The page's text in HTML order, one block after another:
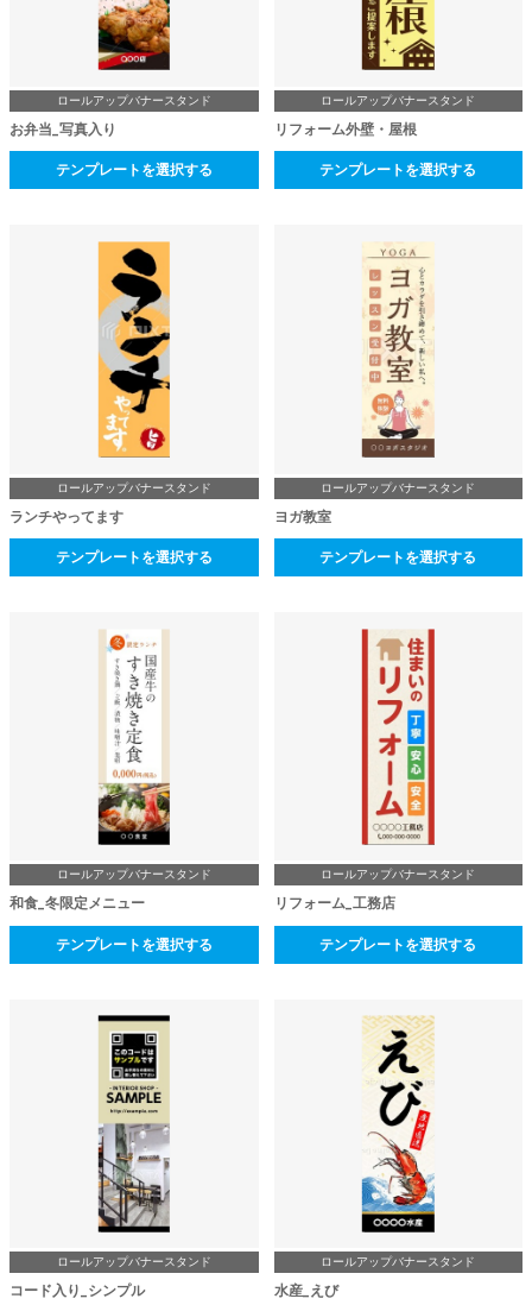
ロールアップバナースタンド
お弁当_写真入り
テンプレートを選択する
ロールアップバナースタンド
リフォーム外壁・屋根
テンプレートを選択する
ロールアップバナースタンド
ランチやってます
テンプレートを選択する
ロールアップバナースタンド
ヨガ教室
テンプレートを選択する
ロールアップバナースタンド
和食_冬限定メニュー
テンプレートを選択する
ロールアップバナースタンド
リフォーム_工務店
テンプレートを選択する
ロールアップバナースタンド
コード入り_シンプル
ロールアップバナースタンド
水産_えび